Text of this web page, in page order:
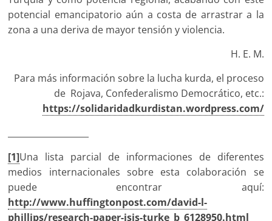
potencial emancipatorio aún a costa de arrastrar a la
zona a una deriva de mayor tensión y violencia.
H. E. M.
Para más información sobre la lucha kurda, el proceso
de Rojava, Confederalismo Democrático, etc.:
https://solidaridadkurdistan.wordpress.com/
[1]Una lista parcial de informaciones de diferentes
medios internacionales sobre esta colaboración se
puede encontrar aquí:
http://www.huffingtonpost.com/david-l-
phillips/research-paper-isis-turke_b_6128950.html